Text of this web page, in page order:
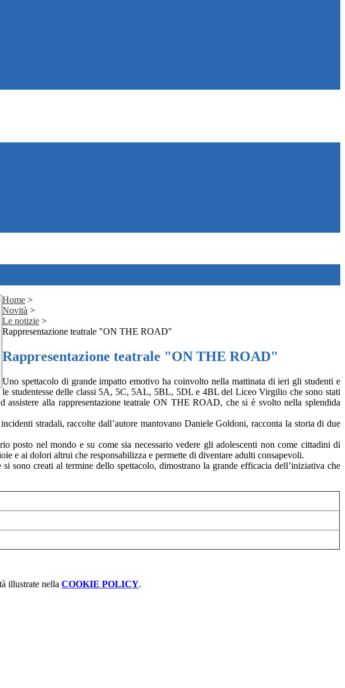
Home >
Novità >
Le notizie >
Rappresentazione teatrale "ON THE ROAD"
Rappresentazione teatrale "ON THE ROAD"
Uno spettacolo di grande impatto emotivo ha coinvolto nella mattinata di ieri gli studenti e
le studentesse delle classi 5A, 5C, 5AL, 5BL, 5DL e 4BL del Liceo Virgilio che sono stati
alla rappresentazione teatrale ON THE ROAD, che si è svolto nella splendida
stradali, raccolte dall’autore mantovano Daniele Goldoni, racconta la storia di due
posto nel mondo e su come sia necessario vedere gli adolescenti non come cittadini di
e ai dolori altrui che responsabilizza e permette di diventare adulti consapevoli.
sono creati al termine dello spettacolo, dimostrano la grande efficacia dell’iniziativa che
illustrate nella COOKIE POLICY.